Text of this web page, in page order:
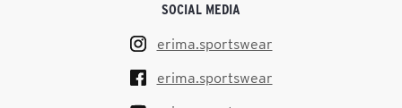
SOCIAL MEDIA
erima.sportswear
erima.sportswear